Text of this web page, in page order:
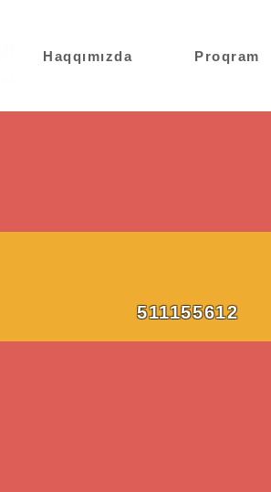
Haqqımızda Proqram
511155612